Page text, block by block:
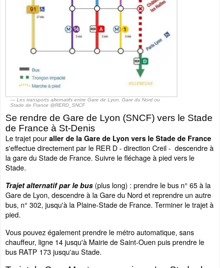
Les transports alternatifs entre Gare de Lyon, Gare du Nord ou
Stade de France @RERD_SNCF
Se rendre de Gare de Lyon (SNCF) vers le Stade
de France à St-Denis
Le trajet pour aller de la Gare de Lyon vers le Stade de France
s'effectue directement par le RER D - direction Creil - descendre à
la gare du Stade de France. Suivre le fléchage à pied vers le
Stade.
Trajet alternatif par le bus (plus long) : prendre le bus n° 65 à la
Gare de Lyon, descendre à la Gare du Nord et reprendre un autre
bus, n° 302, jusqu'à la Plaine-Stade de France. Terminer le trajet à
pied.
Vous pouvez également prendre le métro automatique, sans
chauffeur, ligne 14 jusqu'à Mairie de Saint-Ouen puis prendre le
bus RATP 173 jusqu'au Stade.